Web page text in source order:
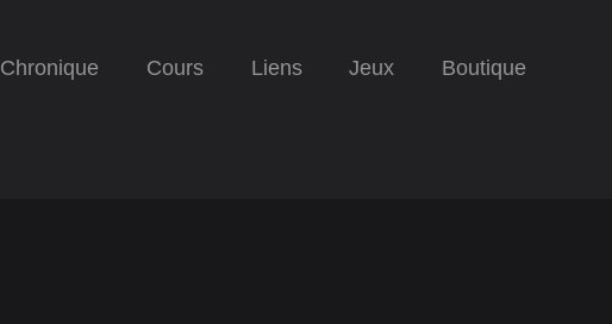
Chronique Cours Liens Jeux Boutique